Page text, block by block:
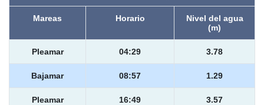
Mareas Horario
Nivel del agua
(m)
Pleamar 04:29 3.78
Bajamar 08:57 1.29
Pleamar 16:49 3.57